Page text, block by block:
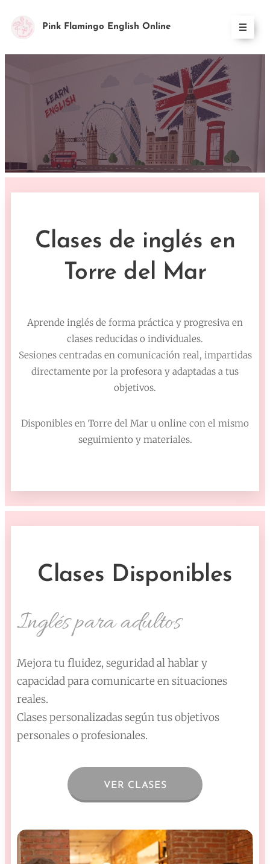
Pink Flamingo English Online
Clases de inglés en
Torre del Mar
Aprende inglés de forma práctica y progresiva en
clases reducidas o individuales.
Sesiones centradas en comunicación real, impartidas
directamente por la profesora y adaptadas a tus
objetivos.
Disponibles en Torre del Mar u online con el mismo
seguimiento y materiales.
Clases Disponibles
Inglés para adultos
Mejora tu fluidez, seguridad al hablar y
capacidad para comunicarte en situaciones
reales.
Clases personalizadas según tus objetivos
personales o profesionales.
VER CLASES